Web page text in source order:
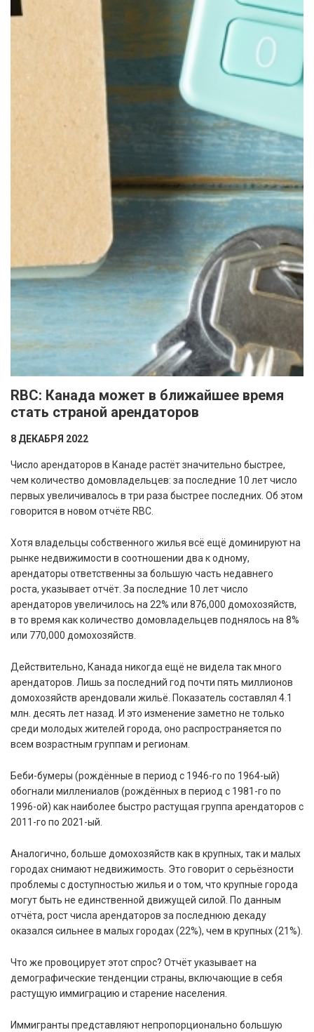
RBC: Канада может в ближайшее время
стать страной арендаторов
8 ДЕКАБРЯ 2022
Число арендаторов в Канаде растёт значительно быстрее,
чем количество домовладельцев: за последние 10 лет число
первых увеличивалось в три раза быстрее последних. Об этом
говорится в новом отчёте RBC.
Хотя владельцы собственного жилья всё ещё доминируют на
рынке недвижимости в соотношении два к одному,
арендаторы ответственны за большую часть недавнего
роста, указывает отчёт. За последние 10 лет число
арендаторов увеличилось на 22% или 876,000 домохозяйств,
в то время как количество домовладельцев поднялось на 8%
или 770,000 домохозяйств.
Действительно, Канада никогда ещё не видела так много
арендаторов. Лишь за последний год почти пять миллионов
домохозяйств арендовали жильё. Показатель составлял 4.1
млн. десять лет назад. И это изменение заметно не только
среди молодых жителей города, оно распространяется по
всем возрастным группам и регионам.
Беби-бумеры (рождённые в период с 1946-го по 1964-ый)
обогнали миллениалов (рождённых в период с 1981-го по
1996-ой) как наиболее быстро растущая группа арендаторов с
2011-го по 2021-ый.
Аналогично, больше домохозяйств как в крупных, так и малых
городах снимают недвижимость. Это говорит о серьёзности
проблемы с доступностью жилья и о том, что крупные города
могут быть не единственной движущей силой. По данным
отчёта, рост числа арендаторов за последнюю декаду
оказался сильнее в малых городах (22%), чем в крупных (21%).
Что же провоцирует этот спрос? Отчёт указывает на
демографические тенденции страны, включающие в себя
растущую иммиграцию и старение населения.
Иммигранты представляют непропорционально большую